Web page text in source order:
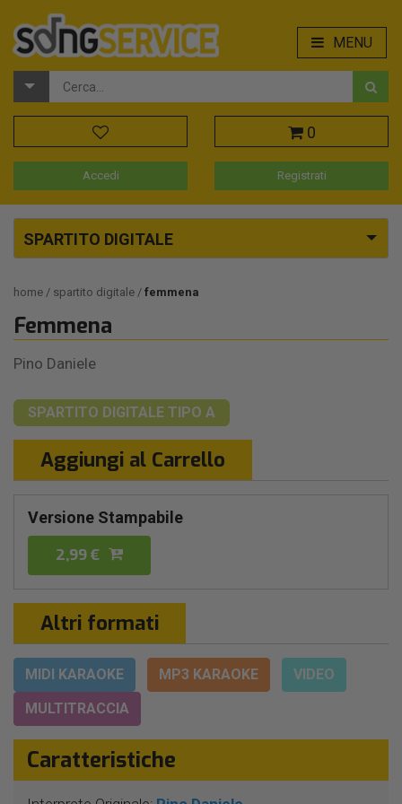
MENU
0
Accedi Registrati
SPARTITO DIGITALE
home spartito digitale femmena
Femmena
Pino Daniele
SPARTITO DIGITALE TIPO A
Aggiungi al Carrello
Versione Stampabile
2,99 €
Altri formati
MIDI KARAOKE MP3 KARAOKE
VIDEO
MULTITRACCIA
Caratteristiche